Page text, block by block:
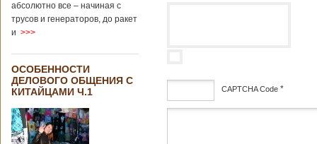
абсолютно все – начиная с
трусов и генераторов, до ракет
и >>>
ОСОБЕННОСТИ
ДЕЛОВОГО ОБЩЕНИЯ С
КИТАЙЦАМИ Ч.1
CAPTCHA Code *